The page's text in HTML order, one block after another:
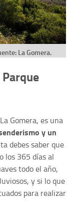
La Gomera.
Gomera, es una
y un
debes saber que
los 365 días al
todo el año,
y si lo que
para realizar